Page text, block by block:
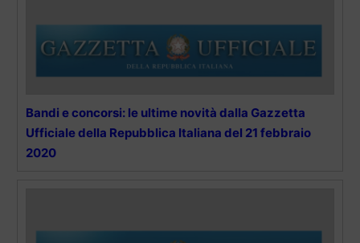
Bandi e concorsi: le ultime novità dalla Gazzetta
Ufficiale della Repubblica Italiana del 21 febbraio
2020